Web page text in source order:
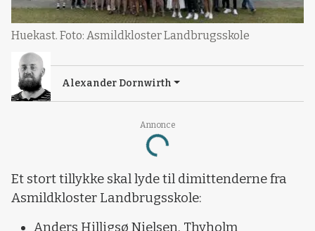
Annonce
Loading...
Huekast. Foto: Asmildkloster Landbrugsskole
Alexander Dornwirth
Et stort tillykke skal lyde til dimittenderne fra
Asmildkloster Landbrugsskole:
Anders Hilligsø Nielsen, Thyholm